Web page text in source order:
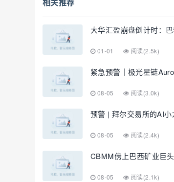
相关推荐
大华汇盈崩盘倒计时：
01-01 阅读(2.5k)
紧急预警｜极光星链
08-05 阅读(3.0k)
预警 | 拜尔交易所的AI
08-05 阅读(2.4k)
CBMM傍上巴西矿业巨
08-05 阅读(2.1k)